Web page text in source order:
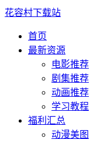
花容村下载站
首页
最新资源
电影推荐
剧集推荐
动画推荐
学习教程
福利汇总
动漫美图